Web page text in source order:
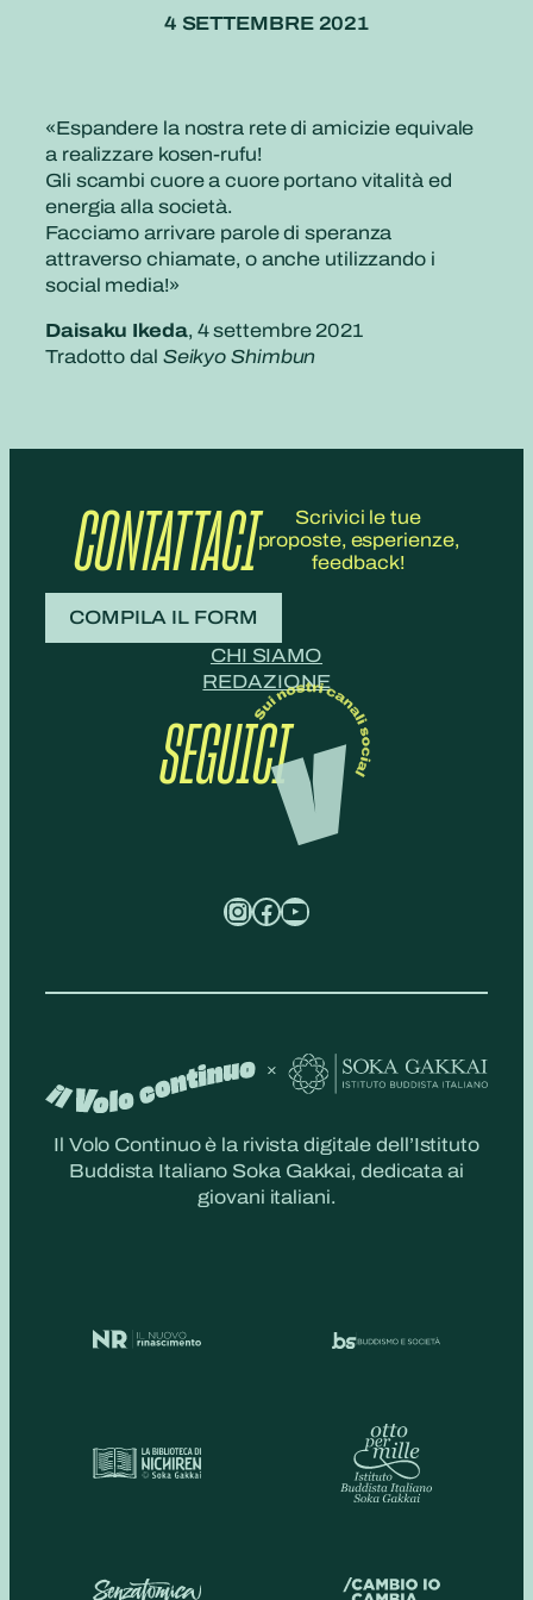
4 SETTEMBRE 2021
«Espandere la nostra rete di amicizie equivale
a realizzare kosen-rufu!
Gli scambi cuore a cuore portano vitalità ed
energia alla società.
Facciamo arrivare parole di speranza
attraverso chiamate, o anche utilizzando i
social media!»
Daisaku Ikeda, 4 settembre 2021
Tradotto dal Seikyo Shimbun
CONTATTACI
Scrivici le tue
proposte, esperienze,
feedback!
COMPILA IL FORM
CHI SIAMO
REDAZIONE
SEGUICI
InstagramFacebook YouTube
Il Volo Continuo è la rivista digitale dell’Istituto
Buddista Italiano Soka Gakkai, dedicata ai
giovani italiani.